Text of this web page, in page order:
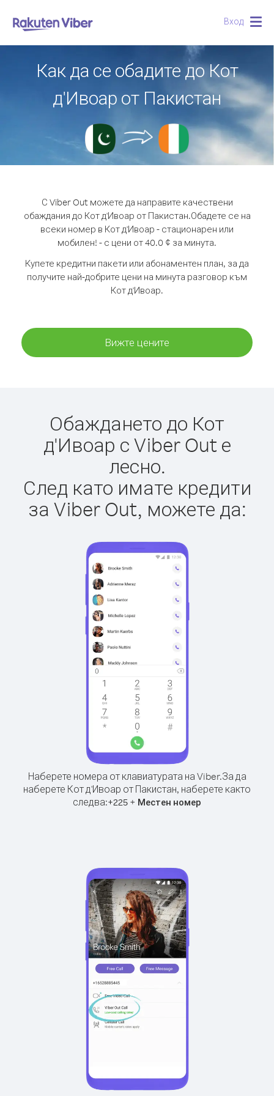
Вход
Как да се обадите до Кот
д'Ивоар от Пакистан
С Viber Out можете да направите качествени
обаждания до Кот д'Ивоар от Пакистан.Обадете се на
всеки номер в Кот д'Ивоар - стационарен или
мобилен! - с цени от 40.0 ¢ за минута.
Купете кредитни пакети или абонаментен план, за да
получите най-добрите цени на минута разговор към
Кот д'Ивоар.
Вижте цените
Обаждането до Кот
д'Ивоар с Viber Out е
лесно.
След като имате кредити
за Viber Out, можете да:
Наберете номера от клавиатурата на Viber.За да
наберете Кот д'Ивоар от Пакистан, наберете както
следва:+225 + Местен номер